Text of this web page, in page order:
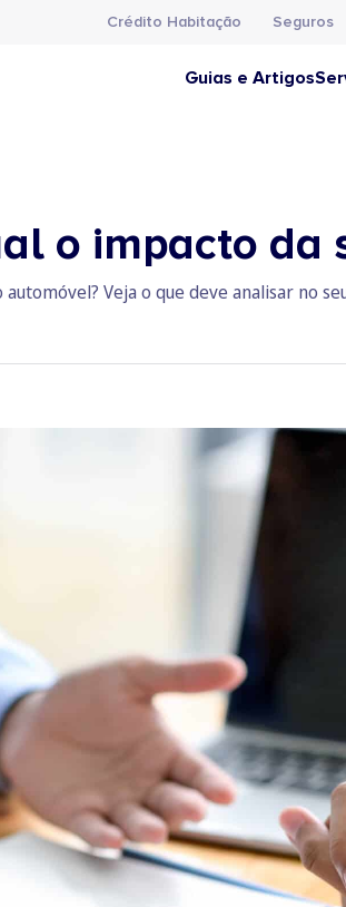
Crédito Habitação Seguros
Guias e Artigos
o impacto da
Veja o que deve analisar no